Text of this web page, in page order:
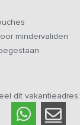
mindervaliden
dit vakantieadres: